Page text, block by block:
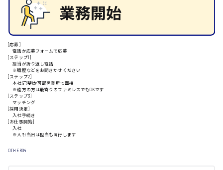
安芸郡
山口県
大竹市
三次市
日給制すべて
[応募]
電話か応募フォームで応募
[ステップ1]
担当が折り返し電話
※職歴などをお聞きかせください
[ステップ2]
本社(己斐)か可部営業所で面接
※遠方の方は最寄りのファミレスでもOKです
[ステップ3]
マッチング
[採用決定]
入社手続き
[お仕事開始]
入社
※入社当日は担当も同行します
OTHER04